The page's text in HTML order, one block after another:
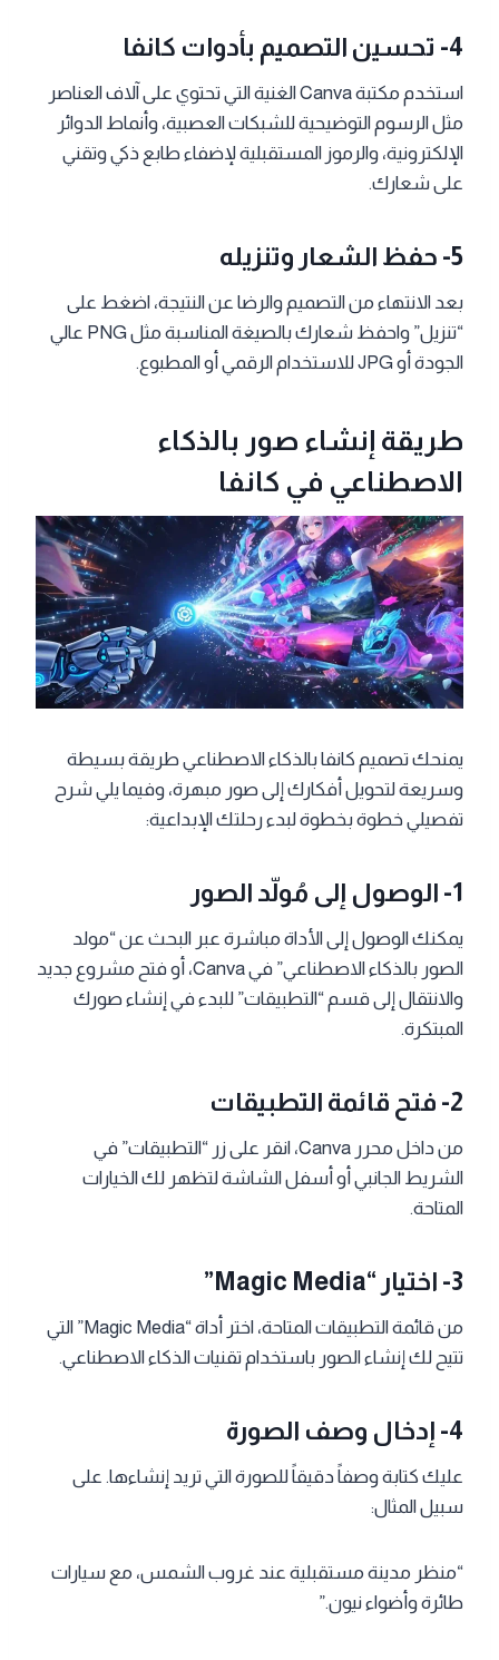
4- تحسين التصميم بأدوات كانفا
استخدم مكتبة Canva الغنية التي تحتوي على آلاف العناصر
مثل الرسوم التوضيحية للشبكات العصبية، وأنماط الدوائر
الإلكترونية، والرموز المستقبلية لإضفاء طابع ذكي وتقني
على شعارك.
5- حفظ الشعار وتنزيله
بعد الانتهاء من التصميم والرضا عن النتيجة، اضغط على
“تنزيل” واحفظ شعارك بالصيغة المناسبة مثل PNG عالي
الجودة أو JPG للاستخدام الرقمي أو المطبوع.
طريقة إنشاء صور بالذكاء
الاصطناعي في كانفا
يمنحك تصميم كانفا بالذكاء الاصطناعي طريقة بسيطة
وسريعة لتحويل أفكارك إلى صور مبهرة، وفيما يلي شرح
تفصيلي خطوة بخطوة لبدء رحلتك الإبداعية:
1- الوصول إلى مُولّد الصور
يمكنك الوصول إلى الأداة مباشرة عبر البحث عن “مولد
الصور بالذكاء الاصطناعي” في Canva، أو فتح مشروع جديد
والانتقال إلى قسم “التطبيقات” للبدء في إنشاء صورك
المبتكرة.
2- فتح قائمة التطبيقات
من داخل محرر Canva، انقر على زر “التطبيقات” في
الشريط الجانبي أو أسفل الشاشة لتظهر لك الخيارات
المتاحة.
3- اختيار “Magic Media”
من قائمة التطبيقات المتاحة، اختر أداة “Magic Media” التي
تتيح لك إنشاء الصور باستخدام تقنيات الذكاء الاصطناعي.
4- إدخال وصف الصورة
عليك كتابة وصفاً دقيقاً للصورة التي تريد إنشاءها. على
سبيل المثال:
“منظر مدينة مستقبلية عند غروب الشمس، مع سيارات
طائرة وأضواء نيون.”